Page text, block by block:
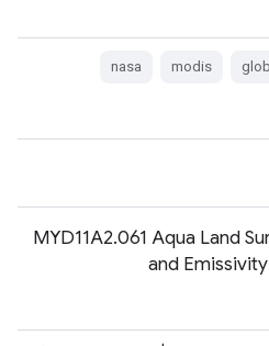
modis
nasa
‫MYD11A2.061 Aqua Land
and